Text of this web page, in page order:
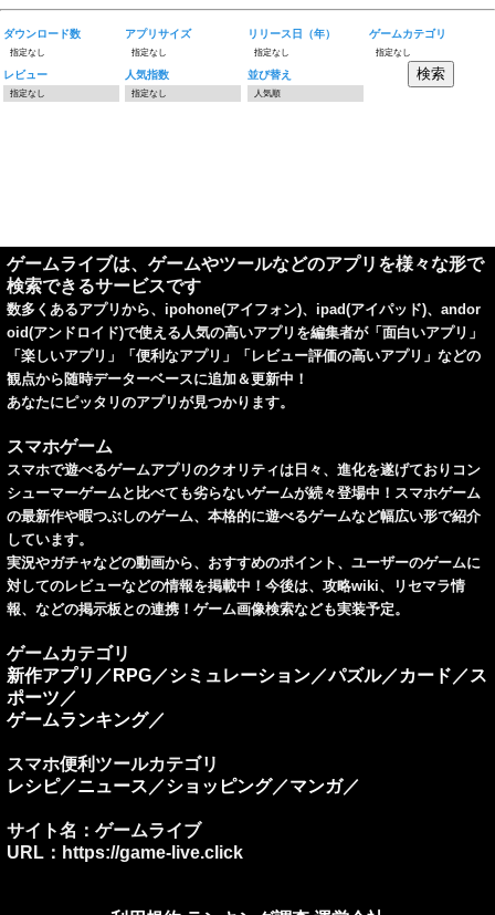
ダウンロード数 アプリサイズ リリース日（年） ゲームカテゴリ
レビュー 人気指数 並び替え
ゲームライブは、ゲームやツールなどのアプリを様々な形で
検索できるサービスです
数多くあるアプリから、ipohone(アイフォン)、ipad(アイパッド)、andor
oid(アンドロイド)で使える人気の高いアプリを編集者が「面白いアプリ」
「楽しいアプリ」「便利なアプリ」「レビュー評価の高いアプリ」などの
観点から随時データーベースに追加＆更新中！
あなたにピッタリのアプリが見つかります。
スマホゲーム
スマホで遊べるゲームアプリのクオリティは日々、進化を遂げておりコン
シューマーゲームと比べても劣らないゲームが続々登場中！スマホゲーム
の最新作や暇つぶしのゲーム、本格的に遊べるゲームなど幅広い形で紹介
しています。
実況やガチャなどの動画から、おすすめのポイント、ユーザーのゲームに
対してのレビューなどの情報を掲載中！今後は、攻略wiki、リセマラ情
報、などの掲示板との連携！ゲーム画像検索なども実装予定。
ゲームカテゴリ
新作アプリ ／ RPG／シミュレーション／パズル／カード／ス
ポーツ／
ゲームランキング／
スマホ便利ツールカテゴリ
レシピ／ニュース／ショッピング／マンガ／
サイト名：ゲームライブ
URL：https://game-live.click